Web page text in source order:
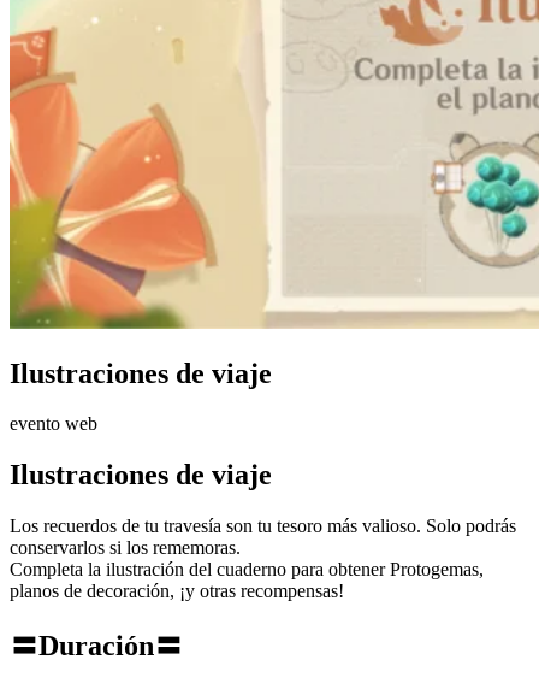
Ilustraciones de viaje
evento web
Ilustraciones de viaje
Los recuerdos de tu travesía son tu tesoro más valioso. Solo podrás
conservarlos si los rememoras.
Completa la ilustración del cuaderno para obtener Protogemas,
planos de decoración, ¡y otras recompensas!
〓Duración〓